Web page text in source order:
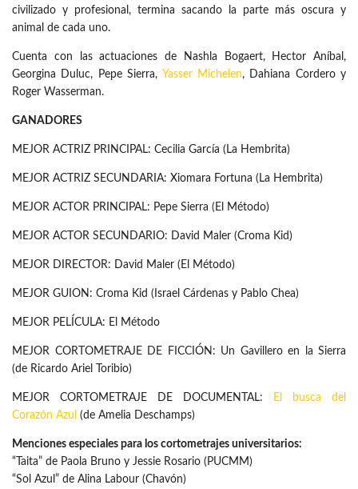
civilizado y profesional, termina sacando la parte más oscura y
animal de cada uno.
Cuenta con las actuaciones de Nashla Bogaert, Hector Aníbal,
Georgina Duluc, Pepe Sierra, Yasser Michelen, Dahiana Cordero y
Roger Wasserman.
GANADORES
MEJOR ACTRIZ PRINCIPAL: Cecilia García (La Hembrita)
MEJOR ACTRIZ SECUNDARIA: Xiomara Fortuna (La Hembrita)
MEJOR ACTOR PRINCIPAL: Pepe Sierra (El Método)
MEJOR ACTOR SECUNDARIO: David Maler (Croma Kid)
MEJOR DIRECTOR: David Maler (El Método)
MEJOR GUION: Croma Kid (Israel Cárdenas y Pablo Chea)
MEJOR PELÍCULA: El Método
MEJOR CORTOMETRAJE DE FICCIÓN: Un Gavillero en la Sierra
(de Ricardo Ariel Toribio)
MEJOR CORTOMETRAJE DE DOCUMENTAL:
El busca del
Corazón Azul (de Amelia Deschamps)
Menciones especiales para los cortometrajes universitarios:
“Taita” de Paola Bruno y Jessie Rosario (PUCMM)
“Sol Azul” de Alina Labour (Chavón)